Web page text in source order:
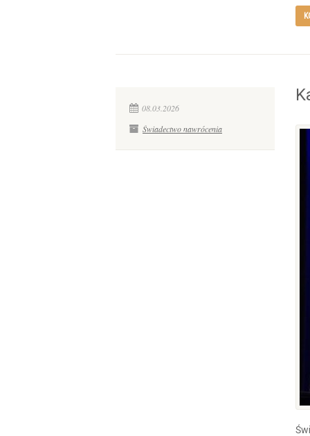
08.03.2026
Świadectwo nawrócenia